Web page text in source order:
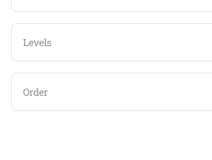
Levels
Order